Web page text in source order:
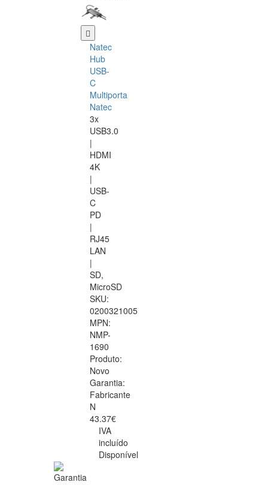
Natec
Hub
USB-
C
Multiporta
Natec
3x
USB3.0
|
HDMI
4K
|
USB-
C
PD
|
RJ45
LAN
|
SD,
MicroSD
SKU:
0200321005
MPN:
NMP-
1690
Produto:
Novo
Garantia:
Fabricante
N
43.37€
IVA
incluído
Disponível